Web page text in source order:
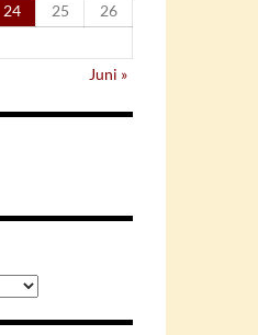
24 25
26
Juni »